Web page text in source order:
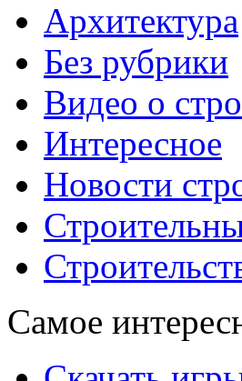
Архитектура
Без рубрики
Видео о
Интересное
Новости
Самое